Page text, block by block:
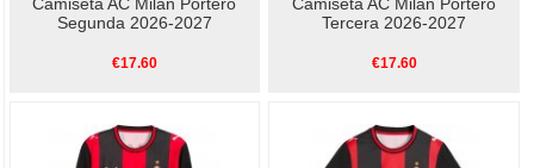
Camiseta AC Milan Portero
Segunda 2026-2027
€17.60
Camiseta AC Milan Portero
Tercera 2026-2027
€17.60